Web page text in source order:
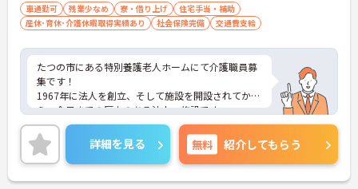
車通勤可 残業少なめ 寮・借り上げ
住宅手当・補助
産休･育休･介護休暇取得実績あり
社会保険完備 交通費支給
たつの市にある特別養護老人ホームにて介護職員募
集です！
1967年に法人を創立、そして施設を開設されてか
ら、今日までの歴史のある法人・施設です。
養護老人ホーム、特別養護老人ホーム、デイサービ
スセンター、小規模多機能型居宅介護事業所など多
くの施設を運営していらっしゃいます。夜勤もござ
いますが、時間外勤務は月平均5時間程度と少なめ
ですので、プライベートとのバランスをとりなが
詳細を見る 無料 紹介してもらう